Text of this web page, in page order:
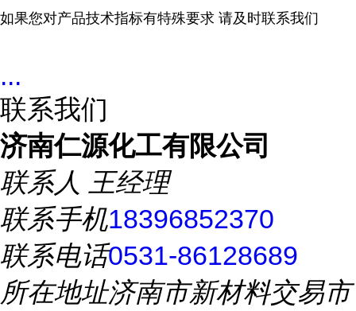
如果您对产品技术指标有特殊要求 请及时联系我们
...
联系我们
济南仁源化工有限公司
联系人 王经理
联系手机18396852370
联系电话0531-86128689
所在地址济南市新材料交易市